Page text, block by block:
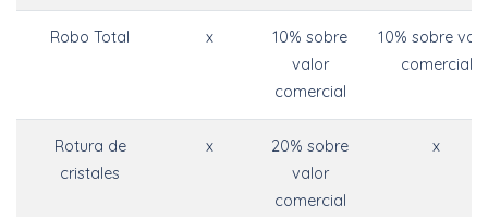
Robo Total x
10% sobre
valor
comercial
10% sobre
comercial
Rotura de
cristales
x
20% sobre
valor
comercial
x